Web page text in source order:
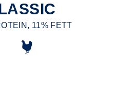
11% FETT